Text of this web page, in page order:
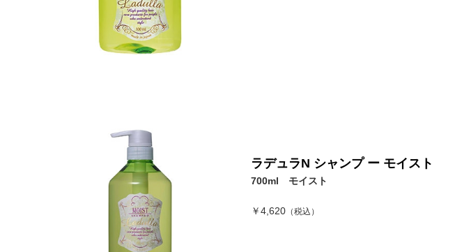
ラデュラN シャンプ ー モイスト
700ml モイスト
￥4,620 （税込）